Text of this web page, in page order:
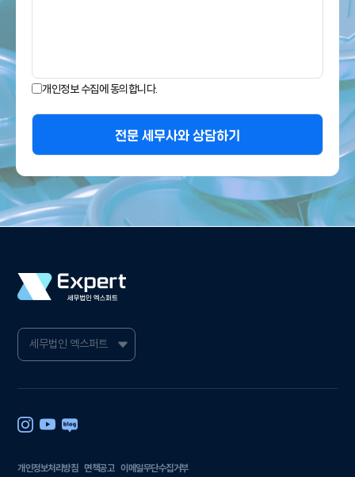
개인정보 수집에 동의합니다.
전문 세무사와 상담하기
개인정보처리방침 면책공고 이메일무단수집거부